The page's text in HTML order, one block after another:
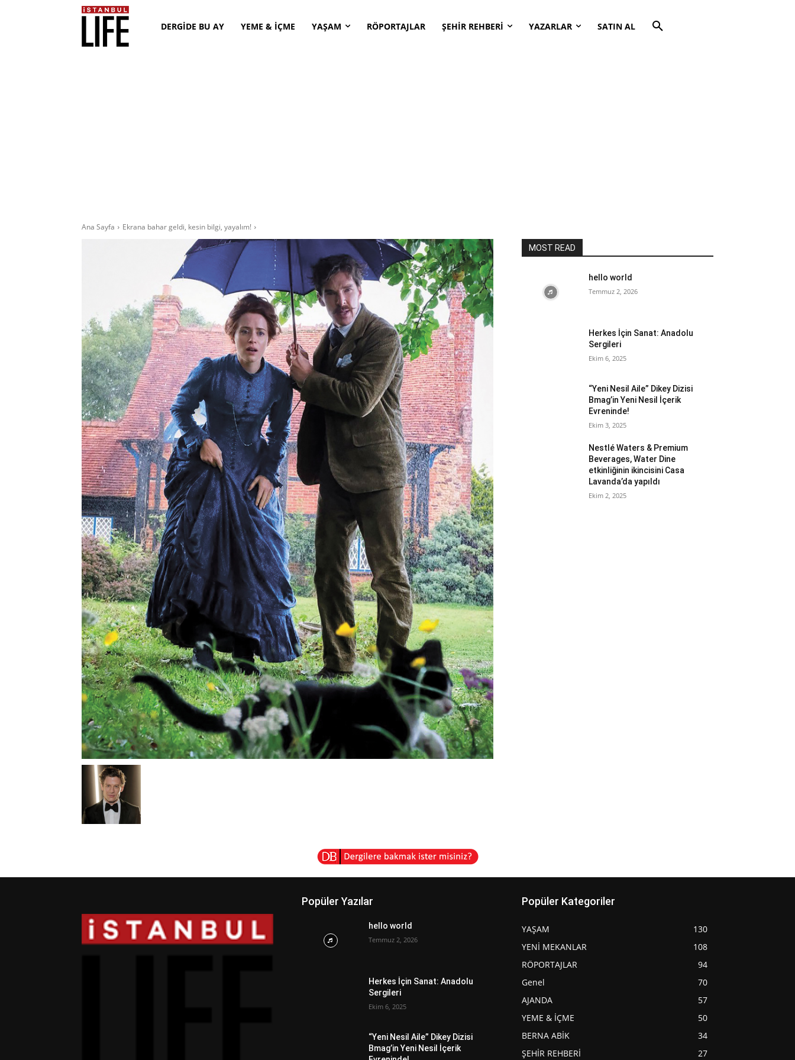
DERGİDE BU AY YEME & İÇME YAŞAM RÖPORTAJLAR ŞEHİR REHBERİ YAZARLAR SATIN AL
Ana Sayfa Ekrana bahar geldi, kesin bilgi, yayalım!
MOST READ
hello world
Temmuz 2, 2026
Herkes İçin Sanat: Anadolu
Sergileri
Ekim 6, 2025
“Yeni Nesil Aile” Dikey Dizisi
Bmag’in Yeni Nesil İçerik
Evreninde!
Ekim 3, 2025
Nestlé Waters & Premium
Beverages, Water Dine
etkinliğinin ikincisini Casa
Lavanda’da yapıldı
Ekim 2, 2025
Popüler Yazılar
hello world
Temmuz 2, 2026
Herkes İçin Sanat: Anadolu
Sergileri
Ekim 6, 2025
“Yeni Nesil Aile” Dikey Dizisi
Bmag’in Yeni Nesil İçerik
Popüler Kategoriler
YAŞAM
130
YENİ MEKANLAR
108
RÖPORTAJLAR
94
Genel
70
AJANDA
57
YEME & İÇME
50
BERNA ABİK
34
ŞEHİR REHBERİ
27